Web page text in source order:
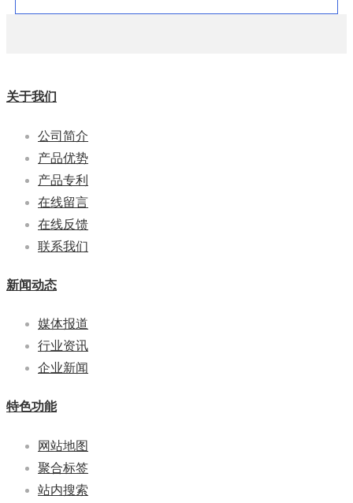
关于我们
公司简介
产品优势
产品专利
在线留言
在线反馈
联系我们
新闻动态
媒体报道
行业资讯
企业新闻
特色功能
网站地图
聚合标签
站内搜索